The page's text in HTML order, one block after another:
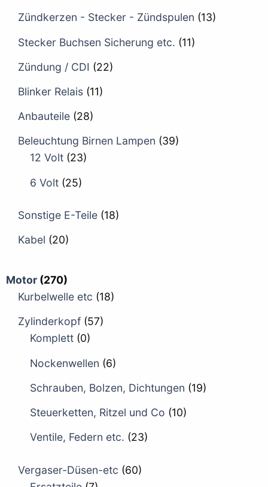
Zündkerzen - Stecker - Zündspulen (13)
Stecker Buchsen Sicherung etc. (11)
Zündung / CDI (22)
Blinker Relais (11)
Anbauteile (28)
Beleuchtung Birnen Lampen (39)
12 Volt (23)
6 Volt (25)
Sonstige E-Teile (18)
Kabel (20)
Motor (270)
Kurbelwelle etc (18)
Zylinderkopf (57)
Komplett (0)
Nockenwellen (6)
Schrauben, Bolzen, Dichtungen (19)
Steuerketten, Ritzel und Co (10)
Ventile, Federn etc. (23)
Vergaser-Düsen-etc (60)